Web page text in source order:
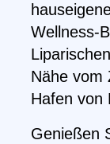
Wellness-
Nähe vom
Hafen von
Genießen